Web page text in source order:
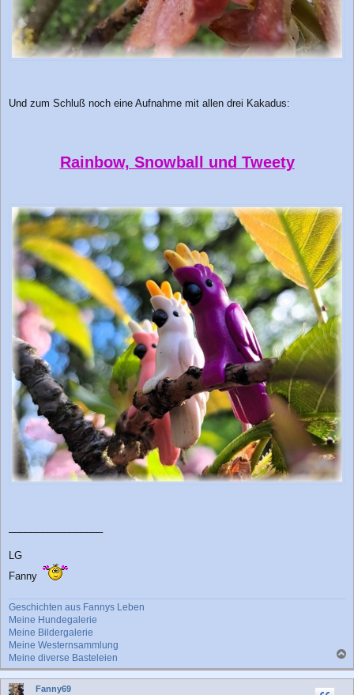
Und zum Schluß noch eine Aufnahme mit allen drei Kakadus:
Rainbow, Snowball und Tweety
LG
Fanny
Geschichten aus Fannys Leben
Meine Hundegalerie
Meine Bildergalerie
Meine Westernsammlung
Meine diverse Basteleien
a
c
Fanny69